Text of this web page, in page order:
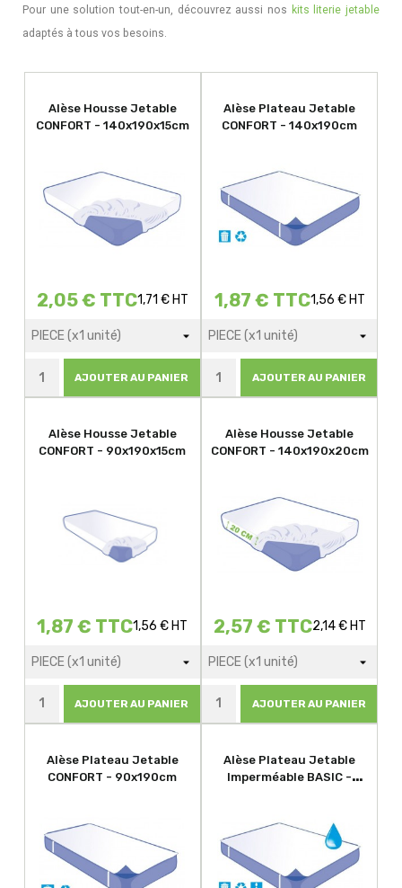
Pour une solution tout-en-un, découvrez aussi nos kits literie jetable
adaptés à tous vos besoins.
Alèse Housse Jetable
CONFORT - 140x190x15cm
2,05 € TTC1,71 € HT
AJOUTER AU PANIER
Alèse Plateau Jetable
CONFORT - 140x190cm
1,87 € TTC1,56 € HT
AJOUTER AU PANIER
Alèse Housse Jetable
CONFORT - 90x190x15cm
1,87 € TTC1,56 € HT
AJOUTER AU PANIER
Alèse Housse Jetable
CONFORT - 140x190x20cm
2,57 € TTC2,14 € HT
AJOUTER AU PANIER
Alèse Plateau Jetable
CONFORT - 90x190cm
Alèse Plateau Jetable
Imperméable BASIC -